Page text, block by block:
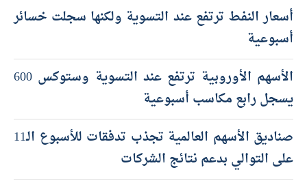
أسعار النفط ترتفع عند التسوية ولكنها سجلت خسائر
أسبوعية
الأسهم الأوروبية ترتفع عند التسوية وستوكس 600
يسجل رابع مكاسب أسبوعية
صناديق الأسهم العالمية تجذب تدفقات للأسبوع الـ11
على التوالي بدعم نتائج الشركات